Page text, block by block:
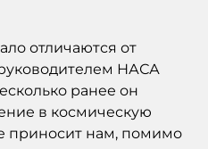
отличаются от
НАСА
ранее он
в космическую
приносит нам, помимо